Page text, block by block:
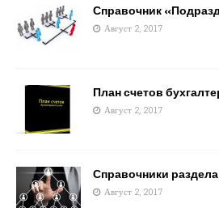
Справочник
Август 2, 2017
План счетов
Август 2, 2017
Справочники
Август 2, 2017